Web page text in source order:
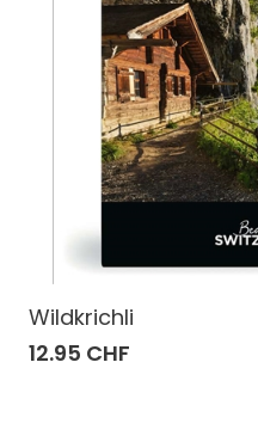
Wildkrichli
12.95 CHF